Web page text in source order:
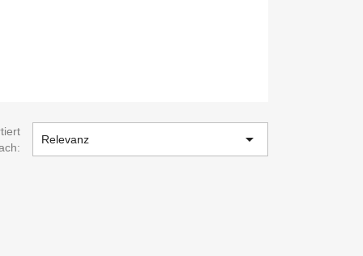
Relevanz 